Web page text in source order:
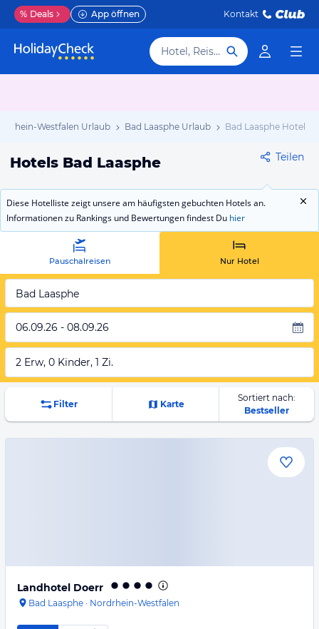
% Deals App öffnen Kontakt
Hotel, Reiseziel
Westfalen Urlaub Bad Laasphe Urlaub Bad Laasphe Hotels
Hotels Bad Laasphe Teilen
Diese Hotelliste zeigt unsere am häufigsten gebuchten Hotels an.
Informationen zu Rankings und Bewertungen findest Du hier
Pauschalreisen Nur Hotel
Bad Laasphe
06.09.26 - 08.09.26
2 Erw, 0 Kinder, 1 Zi.
Filter Karte
Sortiert nach:
Bestseller
Landhotel Doerr
Bad Laasphe · Nordrhein-Westfalen